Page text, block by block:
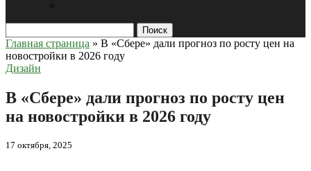
Поиск
Главная страница » В «Сбере» дали прогноз по росту цен на
новостройки в 2026 году
Дизайн
В «Сбере» дали прогноз по росту цен
на новостройки в 2026 году
17 октября, 2025